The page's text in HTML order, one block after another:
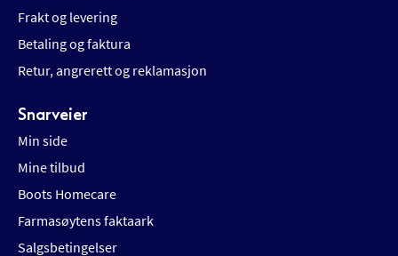
Frakt og levering
Betaling og faktura
Retur, angrerett og reklamasjon
Snarveier
Min side
Mine tilbud
Boots Homecare
Farmasøytens faktaark
Salgsbetingelser